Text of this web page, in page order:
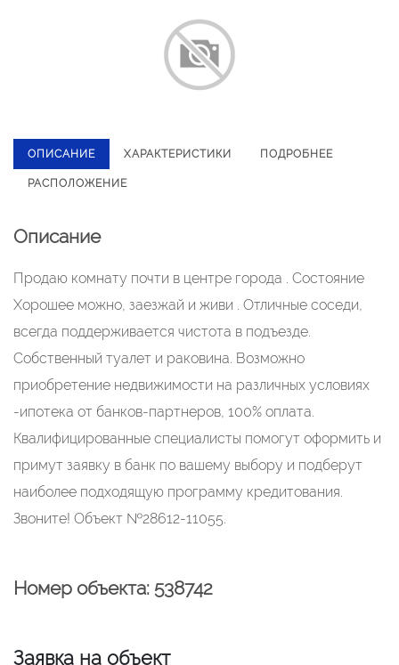
ОПИСАНИЕ ХАРАКТЕРИСТИКИ ПОДРОБНЕЕ
РАСПОЛОЖЕНИЕ
Описание
Продаю комнату почти в центре города . Состояние
Хорошее можно, заезжай и живи . Отличные соседи,
всегда поддерживается чистота в подъезде.
Собственный туалет и раковина. Возможно
приобретение недвижимости на различных условиях
-ипотека от банков-партнеров, 100% оплата.
Квалифицированные специалисты помогут оформить и
примут заявку в банк по вашему выбору и подберут
наиболее подходящую программу кредитования.
Звоните! Объект №28612-11055.
Номер объекта: 538742
Заявка на объект